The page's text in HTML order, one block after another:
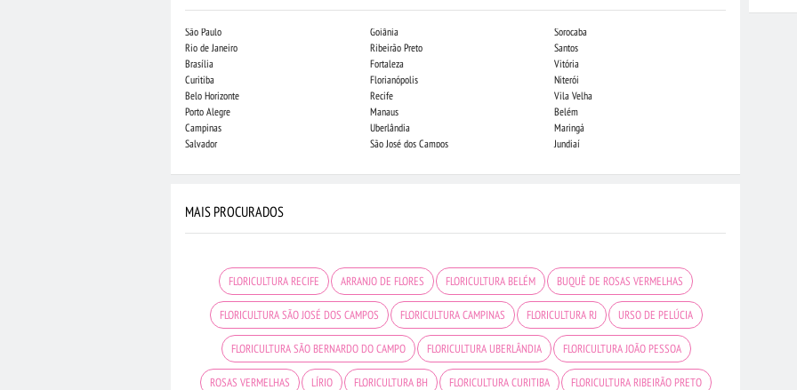
São Paulo
Rio de Janeiro
Brasília
Curitiba
Belo Horizonte
Porto Alegre
Campinas
Salvador
Goiânia
Ribeirão Preto
Fortaleza
Florianópolis
Recife
Manaus
Uberlândia
São José dos Campos
Sorocaba
Santos
Vitória
Niterói
Vila Velha
Belém
Maringá
Jundiaí
MAIS PROCURADOS
FLORICULTURA RECIFE ARRANJO DE FLORES FLORICULTURA BELÉM BUQUÊ DE ROSAS VERMELHAS
FLORICULTURA SÃO JOSÉ DOS CAMPOS FLORICULTURA CAMPINAS FLORICULTURA RJ URSO DE PELÚCIA
FLORICULTURA SÃO BERNARDO DO CAMPO FLORICULTURA UBERLÂNDIA FLORICULTURA JOÃO PESSOA
ROSAS VERMELHAS LÍRIO FLORICULTURA BH FLORICULTURA CURITIBA FLORICULTURA RIBEIRÃO PRETO